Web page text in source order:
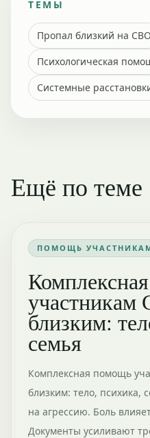
ТЕМЫ
Пропал близкий на СВО
Психологическая
Системные
Ещё по теме
ПОМОЩЬ
близким:
семья
Комплексная помощь
близким: тело, психика,
на агрессию. Боль
Документы усиливают